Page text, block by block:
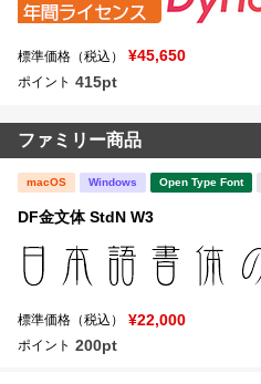
標準価格（税込） ¥45,650
ポイント 415pt
ファミリー商品
macOS Windows Open Type Font
DF金文体 StdN W3
標準価格（税込） ¥22,000
ポイント 200pt